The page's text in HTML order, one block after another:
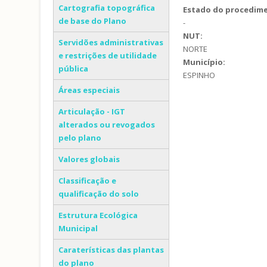
Cartografia topográfica
de base do Plano
Servidões administrativas
e restrições de utilidade
pública
Áreas especiais
Articulação - IGT
alterados ou revogados
pelo plano
Valores globais
Classificação e
qualificação do solo
Estrutura Ecológica
Municipal
Caraterísticas das plantas
do plano
Estado do
-
NUT:
NORTE
Município:
ESPINHO